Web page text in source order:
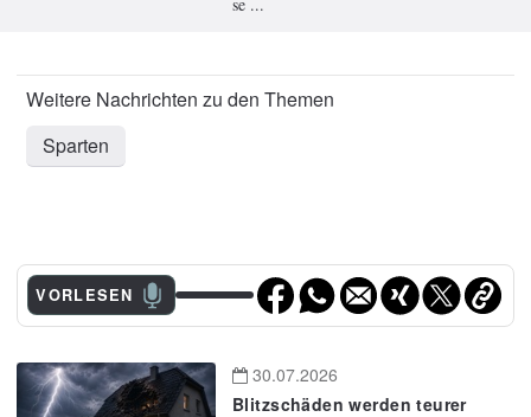
Sparten
VORLESEN
30.07.2026
Blitzschäden werden teurer